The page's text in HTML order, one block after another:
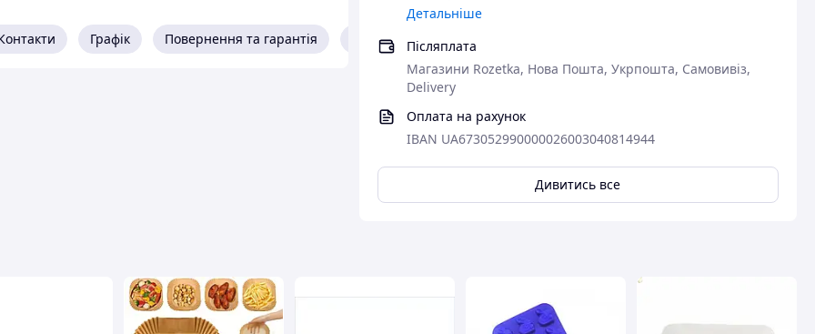
Детальніше
Післяплата
Магазини Rozetka, Нова Пошта, Укрпошта, Самовивіз,
Delivery
Оплата на рахунок
IBAN UA673052990000026003040814944
Дивитись все
перепадів температури та не
Гладка внутрішня поверхня полегшує
форму можна мити вручну або в
Графік Повернення та гарантія Про продавця